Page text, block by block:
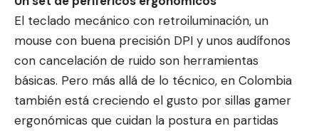
El teclado mecánico con retroiluminación, un
mouse con buena precisión DPI y unos audífonos
con cancelación de ruido son herramientas
básicas. Pero más allá de lo técnico, en Colombia
también está creciendo el gusto por sillas gamer
ergonómicas que cuidan la postura en partidas